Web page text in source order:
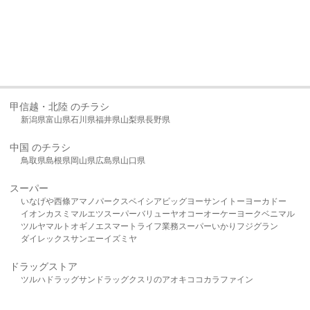
甲信越・北陸 のチラシ
新潟県富山県石川県福井県山梨県長野県
中国 のチラシ
鳥取県島根県岡山県広島県山口県
スーパー
いなげや西條アマノパークスベイシア ビッグヨーサンイトーヨーカドー
イオンカスミ マルエツスーパーバリューヤオコーオーケー ヨークベニマル
ツルヤマルト オギノ エスマート ライフ業務スーパーいかり フジグラン
ダイレックスサンエーイズミヤ
ドラッグストア
ツルハドラッグサンドラッグクスリのアオキ ココカラファイン